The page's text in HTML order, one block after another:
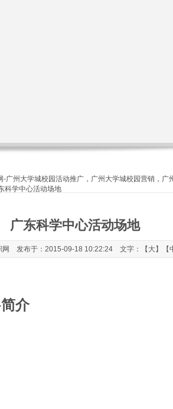
-广州大学城校园活动推广，广州大学城校园营销，广
科学中心活动场地
广东科学中心活动场地
网 发布于：2015-09-18 10:22:24 文字：【 大】【
介